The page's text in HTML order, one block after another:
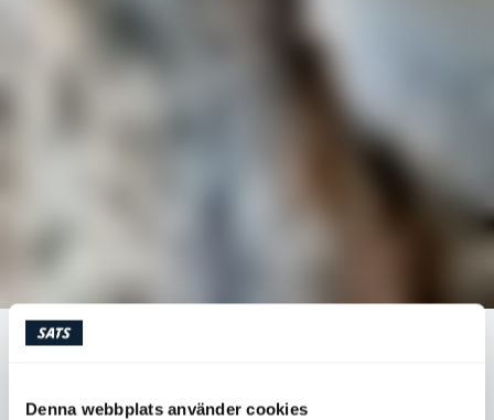
Denna webbplats använder cookies
9 NYTTIGA PÅLÄGG PÅ MACKAN